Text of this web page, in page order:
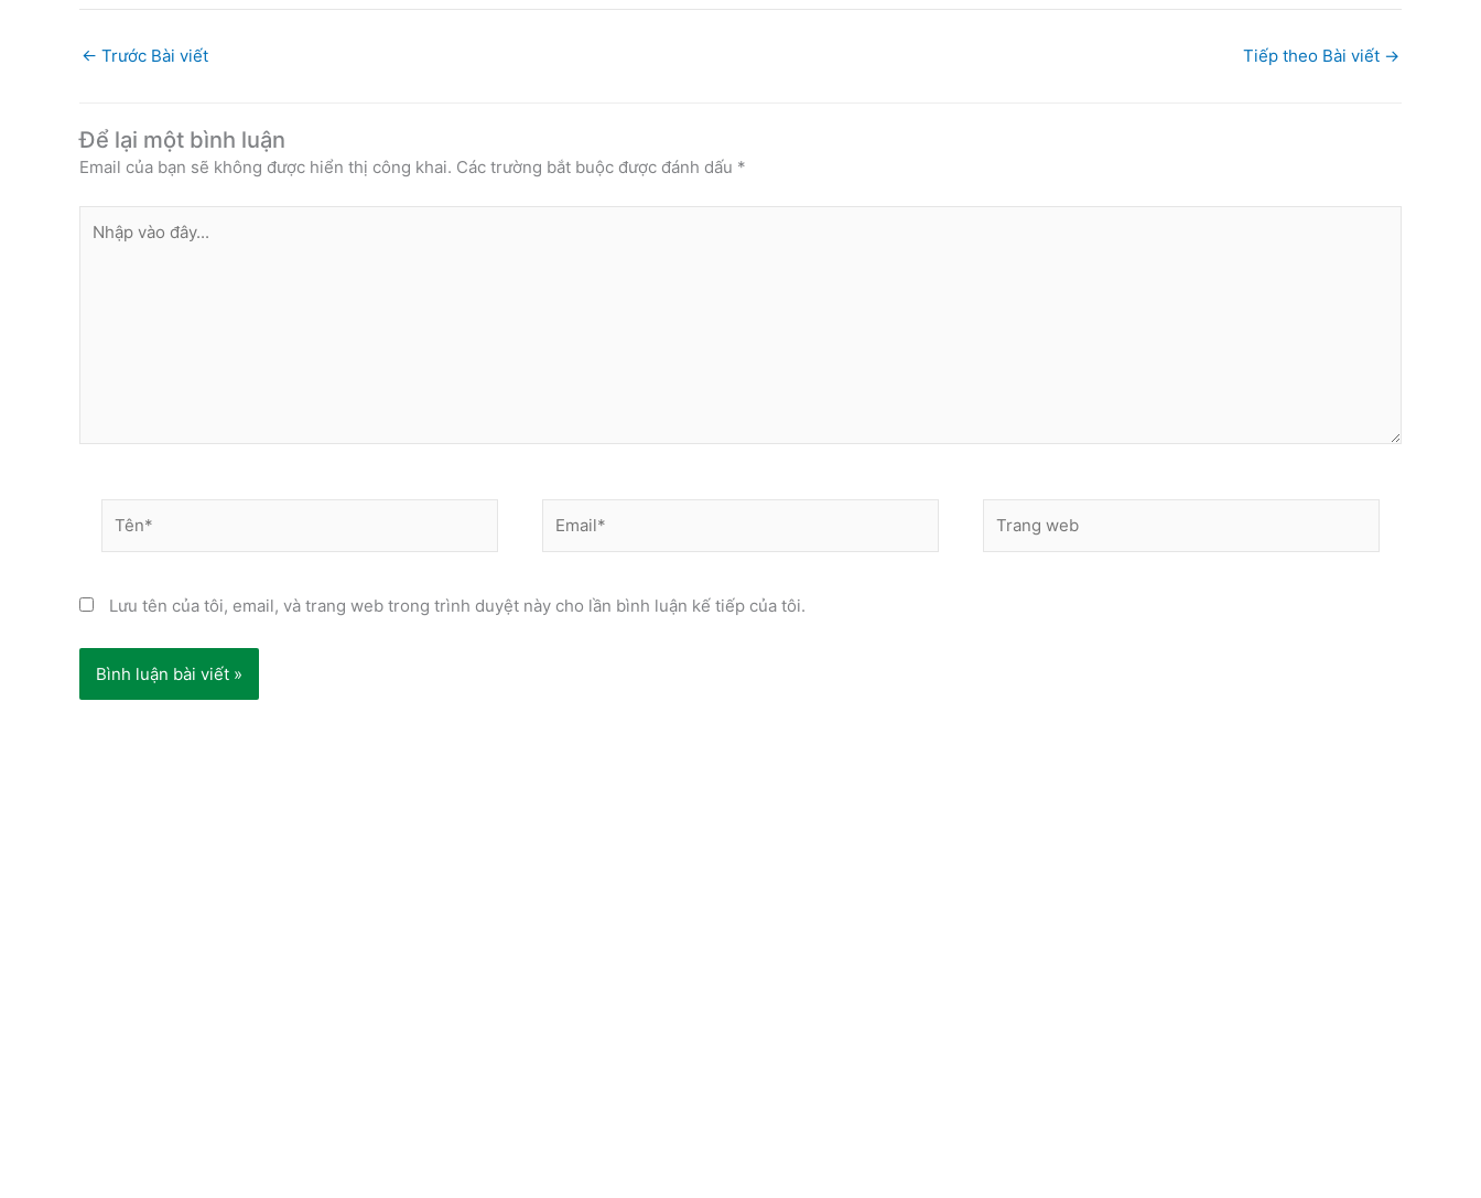
← Trước Bài viết Tiếp theo Bài viết →
Để lại một bình luận
Email của bạn sẽ không được hiển thị công khai. Các trường bắt buộc được đánh dấu *
vào
web
Lưu tên của tôi, email, và trang web trong trình duyệt này cho lần bình luận kế tiếp của tôi.